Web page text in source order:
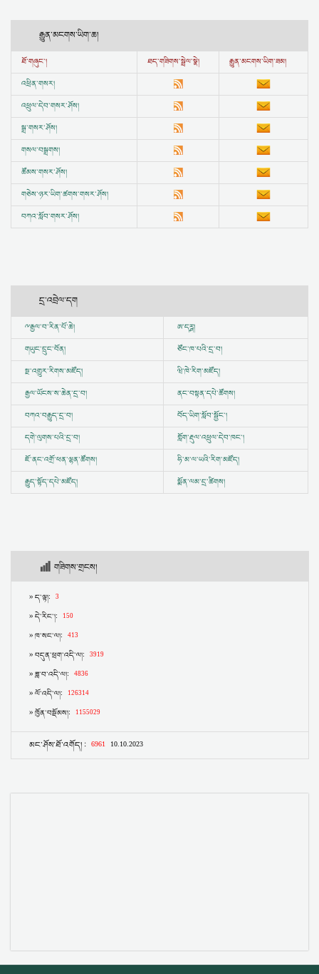
རྒྱུན་མངགས་ཡིག་ཆ།
ཐོ་གཞུང་། ཐད་གཟིགས་སྦྲེལ་སྣེ།
རྒྱུན་མངགས་ཡིག་ཟམ།
འཕྲིན་གསར།
འཕྲུལ་དེབ་གསར་ཤོས།
སྒྲ་གསར་ཤོས།
གསལ་བསྒྲགས།
ཚོམས་གསར་ཤོས།
གཅེས་ཉར་ཡིག་ཚགས་གསར་ཤོས།
བཀའ་སློབ་གསར་ཤོས།
དྲ་འབྲེལ་དག
ྋརྒྱལ་བ་རིན་པོ་ཆེ།
ཨ་དཪྴ།
གཡུང་དྲུང་བོན།
ཙོང་ཁ་པའི་དྲ་བ།
སྔ་འགྱུར་རིགས་མཛོད།
ཝི་ཁེ་རིག་མཛོད།
རྒྱལ་ཡོངས་ས་ཆེན་དྲ་བ།
ནང་བསྟན་དཔེ་ཚོགས།
བཀའ་བརྒྱུད་དྲ་བ།
བོད་ཡིག་སློབ་སྦྱོང་།
དགེ་ལུགས་པའི་དྲ་བ།
གློག་རྡུལ་འཕྲུལ་དེབ་ཁང་།
ཇོ་ནང་འགྲོ་ཕན་ལྷན་ཚོགས།
ཧི་མ་ལ་ཡའི་རིག་མཛོད།
རྒྱུད་སྟོད་དཔེ་མཛོད།
སྨོན་ལམ་དྲ་ཚིགས།